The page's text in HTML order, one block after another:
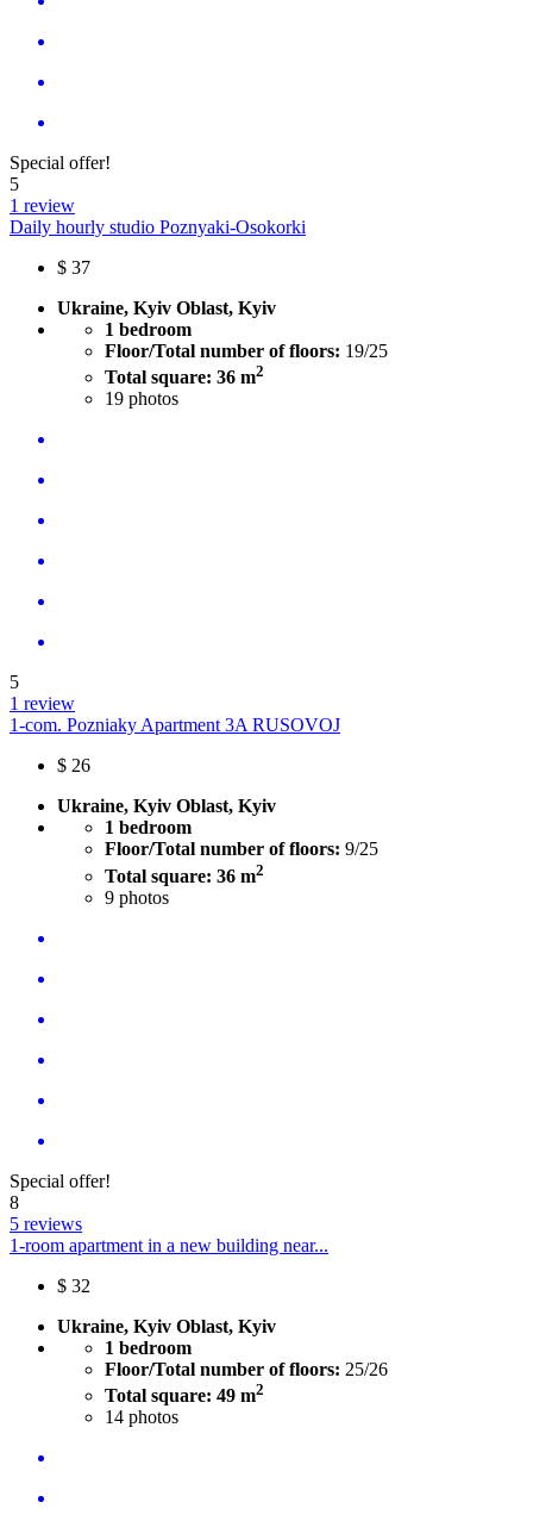
Special offer!
5
1 review
Daily hourly studio Poznyaki-Osokorki
$ 37
Ukraine, Kyiv Oblast, Kyiv
1 bedroom
Floor/Total number of floors: 19/25
Total square: 36 m2
19 photos
5
1 review
1-com. Pozniaky Apartment 3A RUSOVOJ
$ 26
Ukraine, Kyiv Oblast, Kyiv
1 bedroom
Floor/Total number of floors: 9/25
Total square: 36 m2
9 photos
Special offer!
8
5 reviews
1-room apartment in a new building near...
$ 32
Ukraine, Kyiv Oblast, Kyiv
1 bedroom
Floor/Total number of floors: 25/26
Total square: 49 m2
14 photos